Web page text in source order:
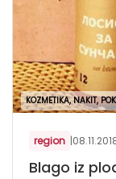
KOZMETIKA, NAKIT,
region |
Blago iz